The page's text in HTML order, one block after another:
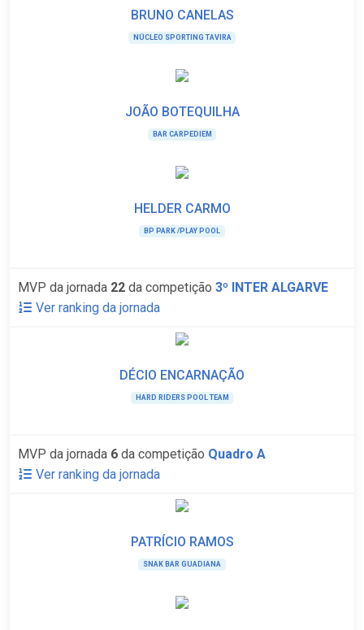
BRUNO CANELAS
NÚCLEO SPORTING TAVIRA
JOÃO BOTEQUILHA
BAR CARPEDIEM
HELDER CARMO
BP PARK /PLAY POOL
MVP da jornada 22 da competição 3º INTER ALGARVE
Ver ranking da jornada
DÉCIO ENCARNAÇÃO
HARD RIDERS POOL TEAM
MVP da jornada 6 da competição Quadro A
Ver ranking da jornada
PATRÍCIO RAMOS
SNAK BAR GUADIANA